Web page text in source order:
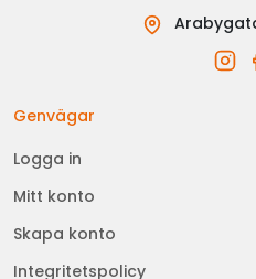
Genvägar
Logga in
Mitt konto
Skapa konto
Integritetspolicy